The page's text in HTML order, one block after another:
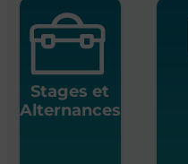
Stages et
Alternances